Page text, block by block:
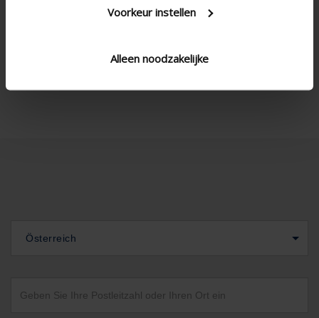
Voorkeur instellen
Alleen noodzakelijke
20 mm , 24 mm , 28 mm ,
3000 mm
Österreich